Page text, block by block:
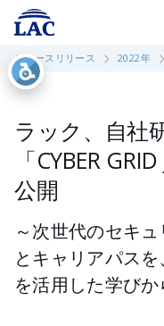
ニュースリリース 2022年
ラック、自社
「CYBER
公開
～次世代のセキ
とキャリアパス
を活用した学びか